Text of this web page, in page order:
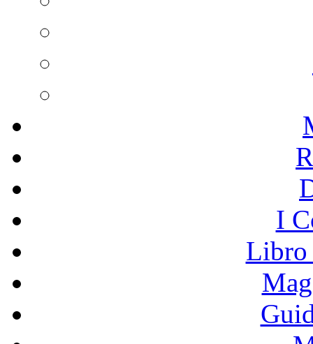
I
Libro